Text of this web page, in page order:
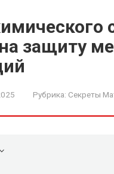
защиту
Рубрика: Секреты